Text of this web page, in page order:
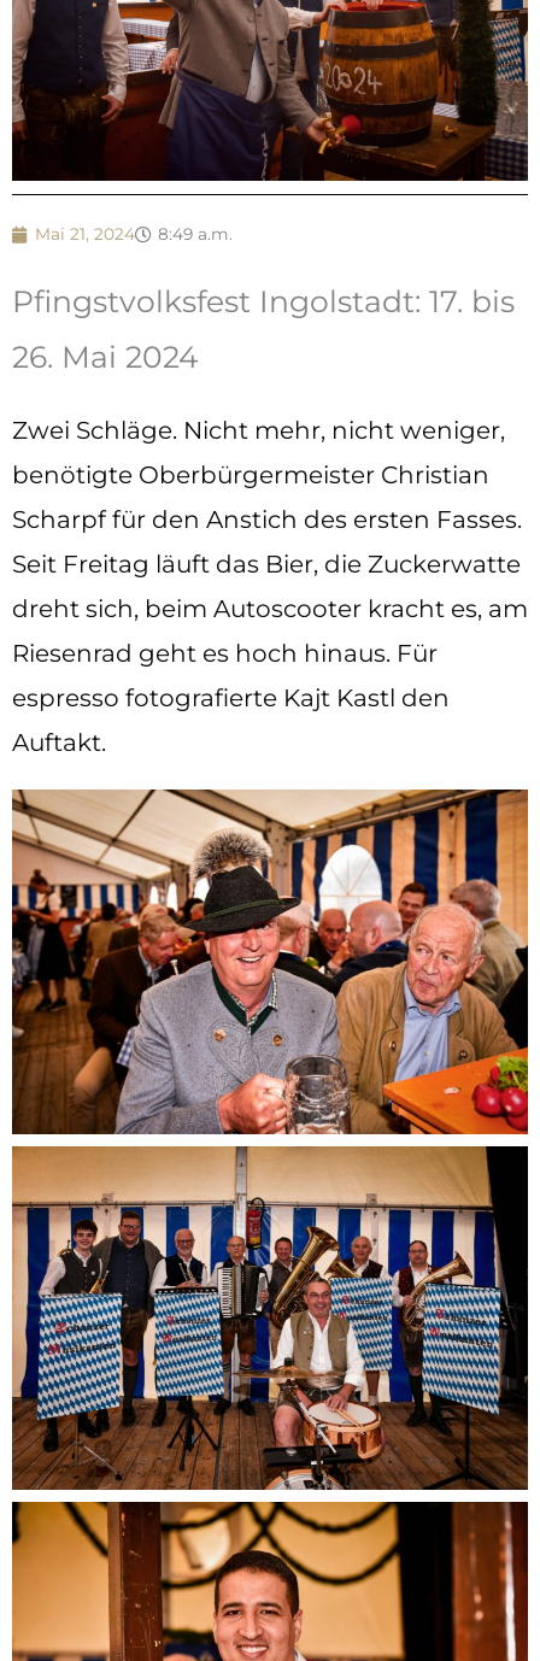
Mai 21, 2024 8:49 a.m.
Pfingstvolksfest Ingolstadt: 17. bis
26. Mai 2024
Zwei Schläge. Nicht mehr, nicht weniger,
benötigte Oberbürgermeister Christian
Scharpf für den Anstich des ersten Fasses.
Seit Freitag läuft das Bier, die Zuckerwatte
dreht sich, beim Autoscooter kracht es, am
Riesenrad geht es hoch hinaus. Für
espresso fotografierte Kajt Kastl den
Auftakt.